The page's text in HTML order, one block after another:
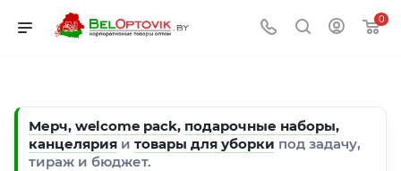
0
Мерч, welcome pack, подарочные наборы,
канцелярия и товары для уборки под задачу,
тираж и бюджет.